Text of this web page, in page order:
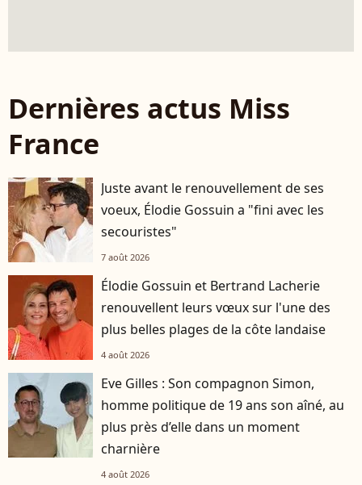
Dernières actus Miss
France
Juste avant le renouvellement de ses
voeux, Élodie Gossuin a "fini avec les
secouristes"
7 août 2026
Élodie Gossuin et Bertrand Lacherie
renouvellent leurs vœux sur l'une des
plus belles plages de la côte landaise
4 août 2026
Eve Gilles : Son compagnon Simon,
homme politique de 19 ans son aîné, au
plus près d’elle dans un moment
charnière
4 août 2026